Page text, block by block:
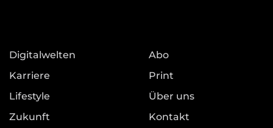
Digitalwelten
Karriere
Lifestyle
Zukunft
Abo
Print
Über uns
Kontakt